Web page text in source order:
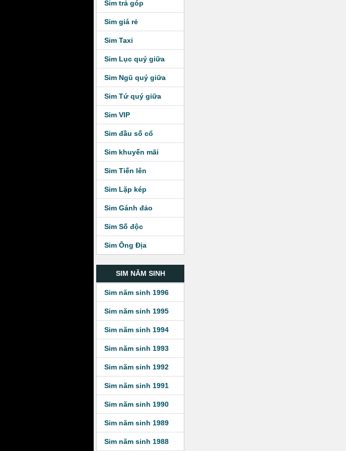
Sim trả góp
Sim giá rẻ
Sim Taxi
Sim Lục quý giữa
Sim Ngũ quý giữa
Sim Tứ quý giữa
Sim VIP
Sim đầu số cổ
Sim khuyến mãi
Sim Tiến lên
Sim Lặp kép
Sim Gánh đảo
Sim Số độc
Sim Ông Địa
SIM NĂM SINH
Sim năm sinh 1996
Sim năm sinh 1995
Sim năm sinh 1994
Sim năm sinh 1993
Sim năm sinh 1992
Sim năm sinh 1991
Sim năm sinh 1990
Sim năm sinh 1989
Sim năm sinh 1988